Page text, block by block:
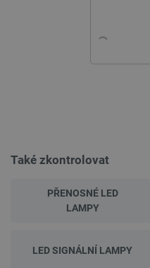
Také zkontrolovat
PŘENOSNÉ LED
LAMPY
LED SIGNÁLNÍ LAMPY